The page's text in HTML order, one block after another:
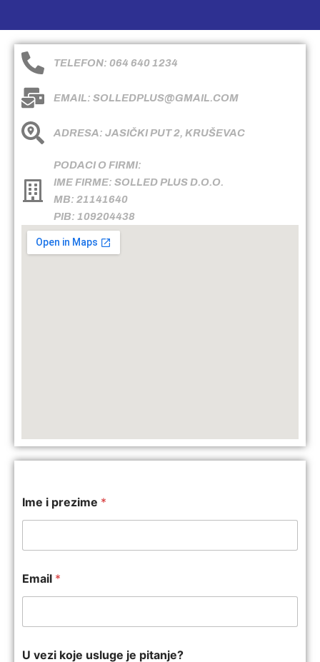
TELEFON: 064 640 1234
EMAIL: SOLLEDPLUS@GMAIL.COM
ADRESA: JASIČKI PUT 2, KRUŠEVAC
PODACI O FIRMI:
IME FIRME: SOLLED PLUS D.O.O.
MB: 21141640
PIB: 109204438
Ime i prezime *
Email *
U vezi koje usluge je pitanje?